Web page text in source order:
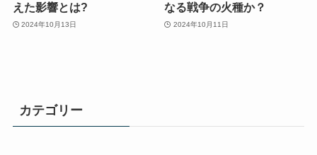
えた影響とは?
2024年10月13日
なる戦争の火種か？
2024年10月11日
カテゴリー